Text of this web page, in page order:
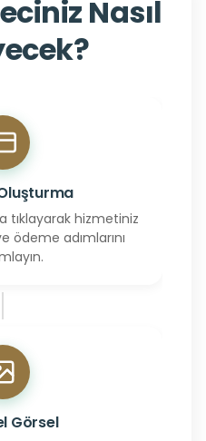
Nasıl
tıklayarak hizmetiniz
ödeme adımlarını
Görsel